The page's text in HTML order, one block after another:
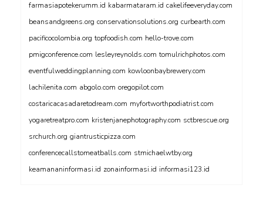
farmasiapotekerumm.id kabarmataram.id cakelifeeveryday.com
beansandgreens.org conservationsolutions.org curbearth.com
pacificocolombia.org topfoodish.com hello-trove.com
pmigconference.com lesleyreynolds.com tomulrichphotos.com
eventfulweddingplanning.com kowloonbaybrewery.com
lachilenita.com abgolo.com oregopilot.com
costaricacasadaretodream.com myfortworthpodiatrist.com
yogaretreatpro.com kristenjanephotography.com sctbrescue.org
srchurch.org giantrusticpizza.com
conferencecallstomeatballs.com stmichaelwtby.org
keamananinformasi.id zonainformasi.id informasi123.id